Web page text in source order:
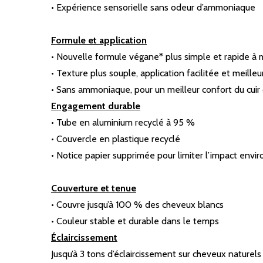
• Expérience sensorielle sans odeur d’ammoniaque
Formule et application
• Nouvelle formule végane* plus simple et rapide à
• Texture plus souple, application facilitée et
• Sans ammoniaque, pour un meilleur confort du cuir
Engagement durable
• Tube en aluminium recyclé à 95 %
• Couvercle en plastique recyclé
• Notice papier supprimée pour limiter l’impact
Couverture et tenue
• Couvre jusqu’à 100 % des cheveux blancs
• Couleur stable et durable dans le temps
Éclaircissement
Jusqu’à 3 tons d’éclaircissement sur cheveux